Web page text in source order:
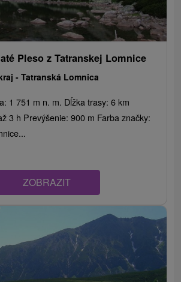
Pleso z Tatranskej Lomnice
-Tatranská Lomnica
1 751 m n. m. Dĺžka trasy: 6 km
3 h Prevýšenie: 900 m Farba značky:
ZOBRAZIT